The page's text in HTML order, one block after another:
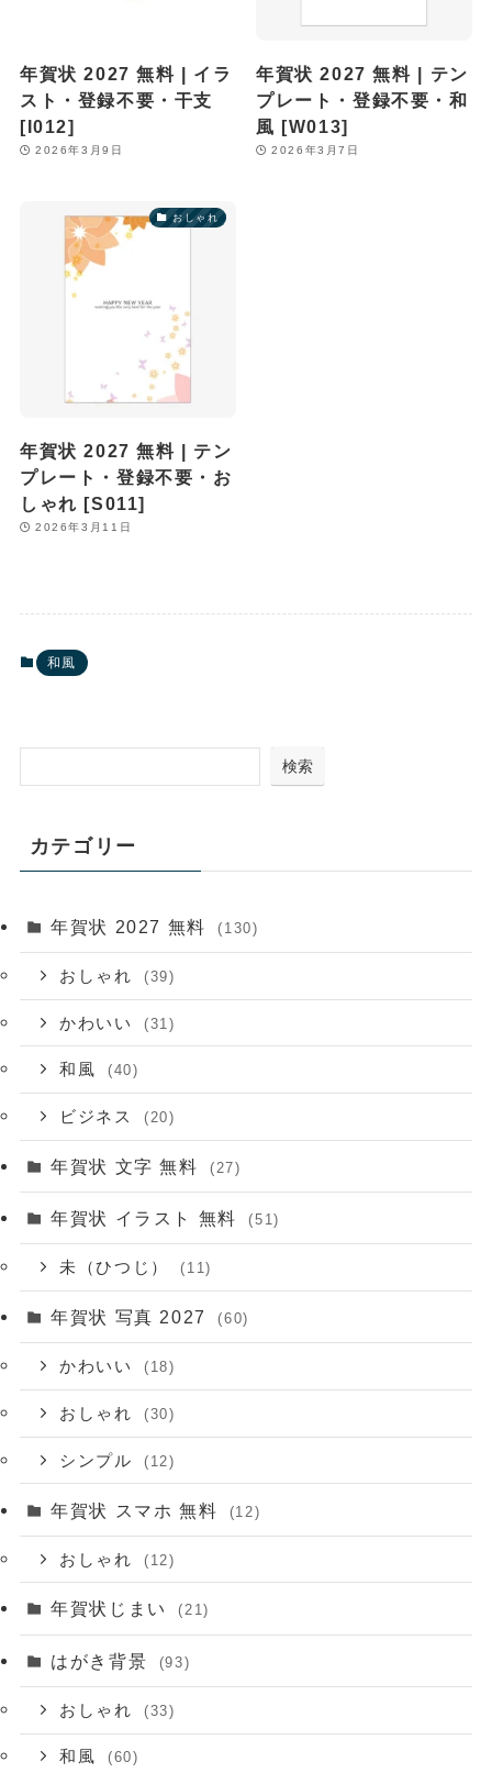
年賀状 2027 無料 | イラ
スト・登録不要・干支
[I012]
2026年3月9日
年賀状 2027 無料 | テン
プレート・登録不要・和
風 [W013]
2026年3月7日
おしゃれ
年賀状 2027 無料 | テン
プレート・登録不要・お
しゃれ [S011]
2026年3月11日
和風
検索
カテゴリー
年賀状 2027 無料 (130)
おしゃれ (39)
かわいい (31)
和風 (40)
ビジネス (20)
年賀状 文字 無料 (27)
年賀状 イラスト 無料 (51)
未（ひつじ） (11)
年賀状 写真 2027 (60)
かわいい (18)
おしゃれ (30)
シンプル (12)
年賀状 スマホ 無料 (12)
おしゃれ (12)
年賀状じまい (21)
はがき背景 (93)
おしゃれ (33)
和風 (60)